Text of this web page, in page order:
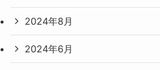
2024年8月
2024年6月